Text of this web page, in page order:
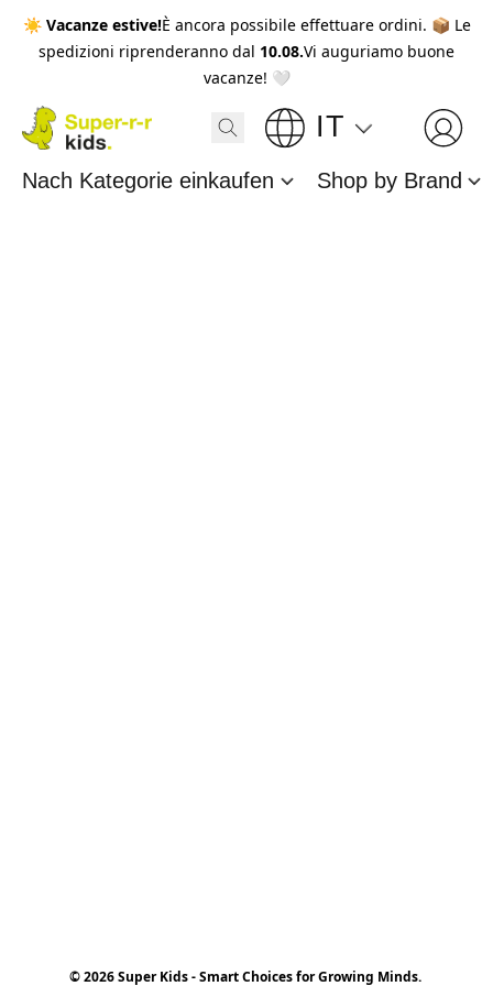
☀️ Vacanze estive!È ancora possibile effettuare ordini. 📦 Le
spedizioni riprenderanno dal 10.08.Vi auguriamo buone
vacanze! 🤍
IT
Nach Kategorie einkaufen Shop by Brand
© 2026 Super Kids - Smart Choices for Growing Minds.